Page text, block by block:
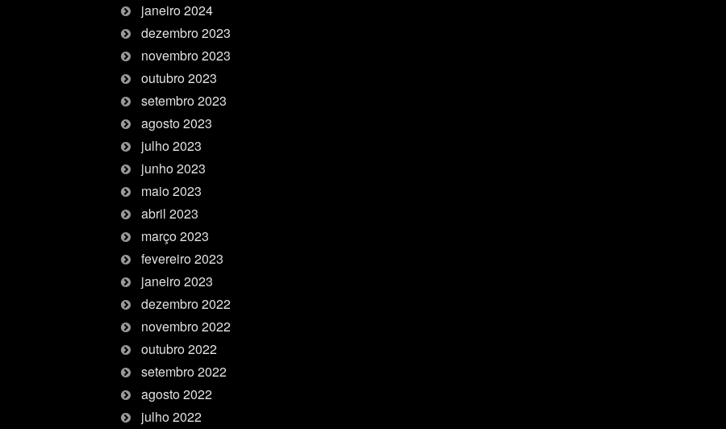
janeiro 2024
dezembro 2023
novembro 2023
outubro 2023
setembro 2023
agosto 2023
julho 2023
junho 2023
maio 2023
abril 2023
março 2023
fevereiro 2023
janeiro 2023
dezembro 2022
novembro 2022
outubro 2022
setembro 2022
agosto 2022
julho 2022